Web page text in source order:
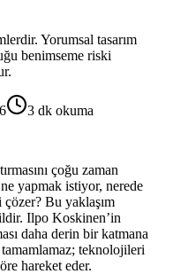
Yorumsal tasarım
benimseme riski
3 dk okuma
çoğu zaman
yapmak istiyor, nerede
Bu yaklaşım
Ilpo Koskinen’in
daha derin bir katmana
tamamlamaz; teknolojileri
hareket eder.